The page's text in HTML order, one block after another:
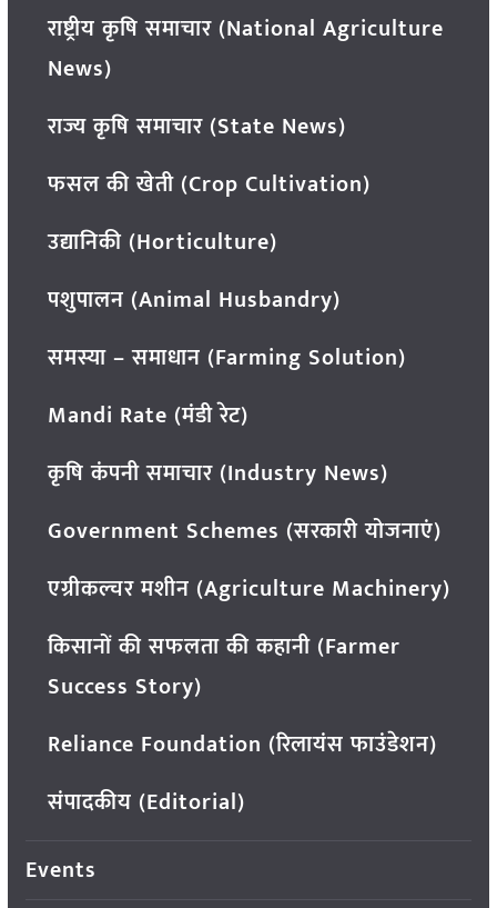
राष्ट्रीय कृषि समाचार (National Agriculture
News)
राज्य कृषि समाचार (State News)
फसल की खेती (Crop Cultivation)
उद्यानिकी (Horticulture)
पशुपालन (Animal Husbandry)
समस्या – समाधान (Farming Solution)
Mandi Rate (मंडी रेट)
कृषि कंपनी समाचार (Industry News)
Government Schemes (सरकारी योजनाएं)
एग्रीकल्चर मशीन (Agriculture Machinery)
किसानों की सफलता की कहानी (Farmer
Success Story)
Reliance Foundation (रिलायंस फाउंडेशन)
संपादकीय (Editorial)
Events